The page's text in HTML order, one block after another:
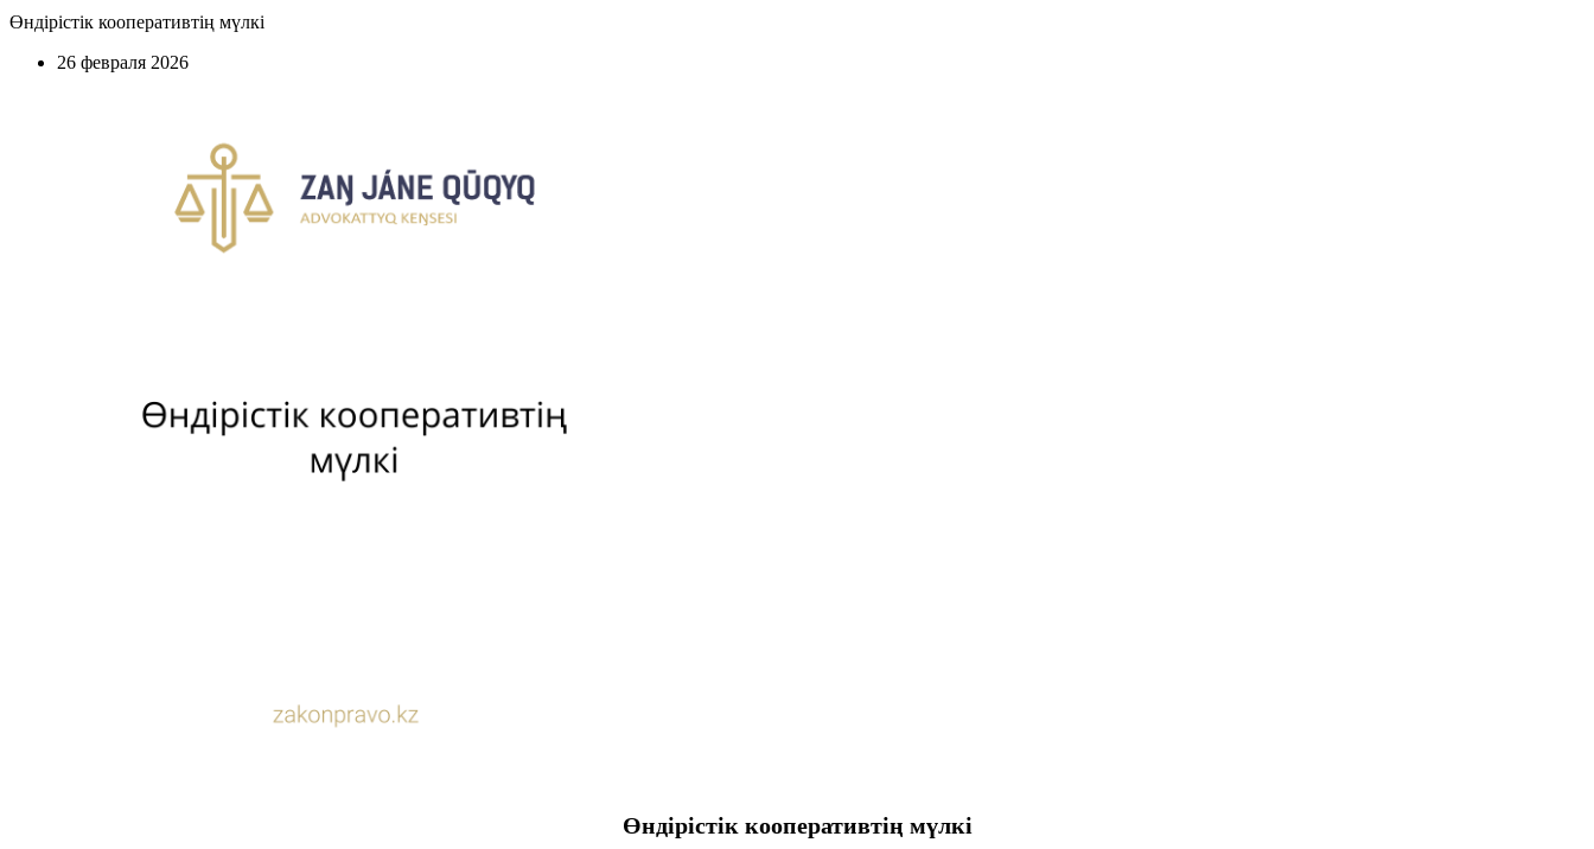
Өндірістік кооперативтің мүлкі
26 февраля 2026
Өндірістік кооперативтің мүлкі